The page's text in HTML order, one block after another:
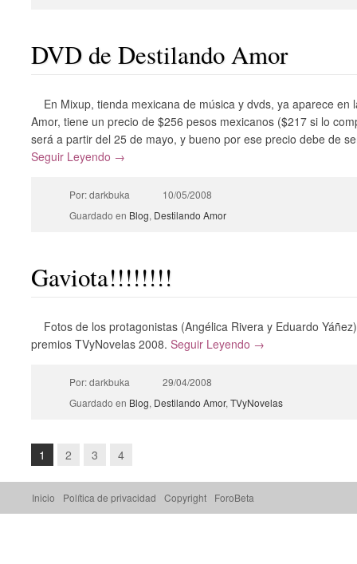
DVD de Destilando Amor
En Mixup, tienda mexicana de música y dvds, ya aparece en
Amor, tiene un precio de $256 pesos mexicanos ($217 si lo
será a partir del 25 de mayo, y bueno por ese precio debe de
Seguir Leyendo →
Por: darkbuka
10/05/2008
Guardado en Blog, Destilando Amor
Gaviota!!!!!!!!
Fotos de los protagonistas (Angélica Rivera y Eduardo
premios TVyNovelas 2008.Seguir Leyendo →
Por: darkbuka
29/04/2008
Guardado en Blog, Destilando Amor, TVyNovelas
1 2 3 4
Inicio Política de privacidad Copyright ForoBeta